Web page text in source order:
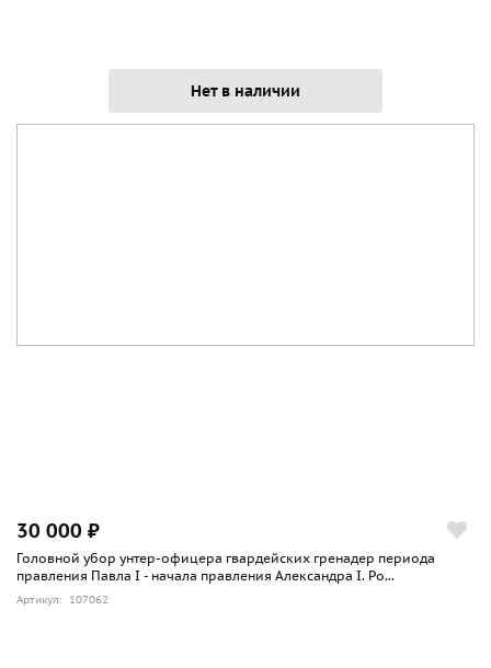
Нет в наличии
30 000 ₽
Головной убор унтер-офицера гвардейских гренадер периода
правления Павла I - начала правления Александра I. Ро...
Артикул: 107062